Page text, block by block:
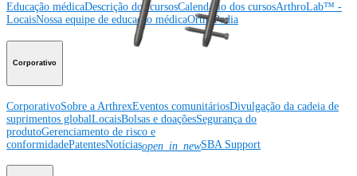
Educação médicaDescrição dos cursosCalendário dos cursosArthroLab™ -
LocaisNossa equipe de educação médicaOrthoPedia
Corporativo
CorporativoSobre a ArthrexEventos comunitáriosDivulgação da cadeia de
suprimentos globalLocaisBolsas e doaçõesSegurança do
produtoGerenciamento de risco e
conformidadePatentesNotíciasopen_in_newSBA Support